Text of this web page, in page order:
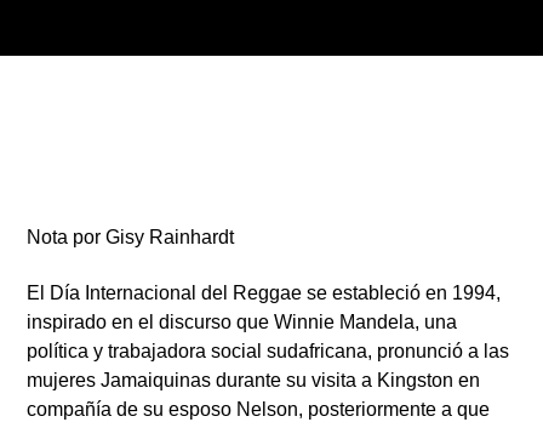
Nota porGisy Rainhardt
El Día Internacional del Reggaese estableció en 1994,
inspirado en el discurso queWinnie Mandela, una
política y trabajadora social sudafricana, pronunció a las
mujeres Jamaiquinas durante su visita a Kingstonen
compañía de su esposo Nelson, posteriormente a que